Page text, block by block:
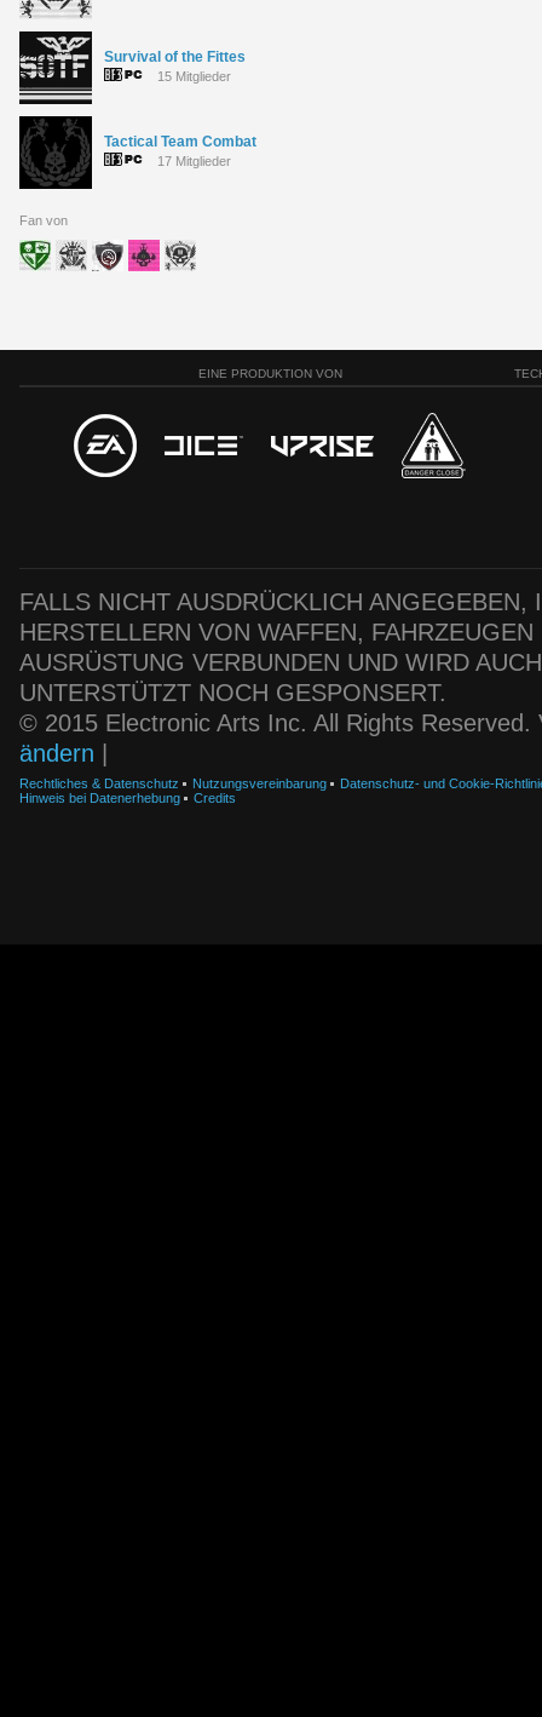
Survival of the Fittes
15 Mitglieder
Tactical Team Combat
17 Mitglieder
Fan von
EINE PRODUKTION VON
FALLS NICHT AUSDRÜCKLICH
HERSTELLERN VON WAFFEN,
AUSRÜSTUNG VERBUNDEN UND WIRD
UNTERSTÜTZT NOCH GESPONSERT.
© 2015 Electronic Arts Inc. All Rights
ändern
Rechtliches & Datenschutz Nutzungsvereinbarung
Datenschutz- und Cookie-
Hinweis bei Datenerhebung
Credits